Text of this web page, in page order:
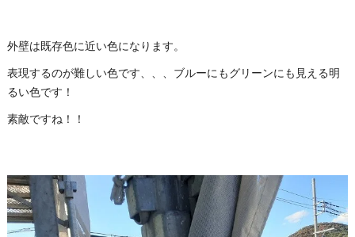
外壁は既存色に近い色になります。
表現するのが難しい色です、、、ブルーにもグリーンにも見える明
るい色です！
素敵ですね！！